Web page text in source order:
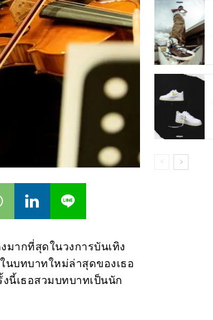
ากที่สุดในวงการบันเทิง
นบทบาทใหม่ล่าสุดของเธอ
นี้เธอสวมบทบาทเป็นนัก